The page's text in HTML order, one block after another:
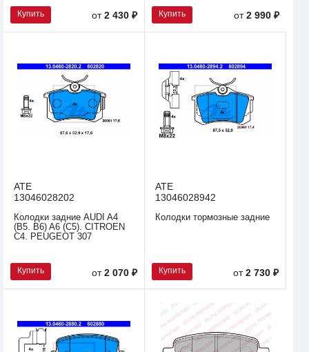
Купить от2 430 ₽ Купить от2 990 ₽
ATE
13046028202
Колодки задние AUDI A4
(B5. B6) A6 (C5). CITROEN
C4. PEUGEOT 307
Купить от2 070 ₽
ATE
13046028942
Колодки тормозные задние
Купить от2 730 ₽